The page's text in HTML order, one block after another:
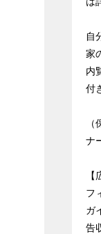
自
家
内
付
ナ
フ
ガ
告